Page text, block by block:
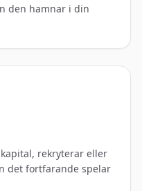
den hamnar i din
rekryterar eller
det fortfarande spelar